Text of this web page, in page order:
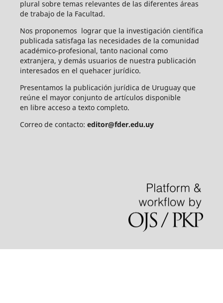
plural sobre temas relevantes de las diferentes áreas
de trabajo de la Facultad.
Nos proponemos lograr que la investigación científica
publicada satisfaga las necesidades de la comunidad
académico-profesional, tanto nacional como
extranjera, y demás usuarios de nuestra publicación
interesados en el quehacer jurídico.
Presentamos la publicación jurídica de Uruguay que
reúne el mayor conjunto de artículos disponible
en libre acceso a texto completo.
Correo de contacto: editor@fder.edu.uy